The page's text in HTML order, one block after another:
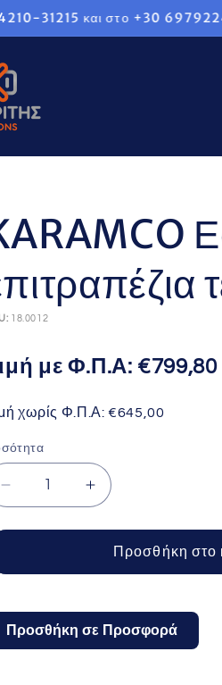
και στο +30 6979224016
18.0012
με Φ.Π.Α: €799,80
χωρίς Φ.Π.Α:€645,00
Μείωση
ποσότητας
για
Εστία
επιτραπέζια
τετραπλή
Αύξηση
ποσότητας
για
KARAMCO
Εστία
επιτραπέζια
τετραπλή
Προσθήκη στο
Προσθήκη σε Προσφορά